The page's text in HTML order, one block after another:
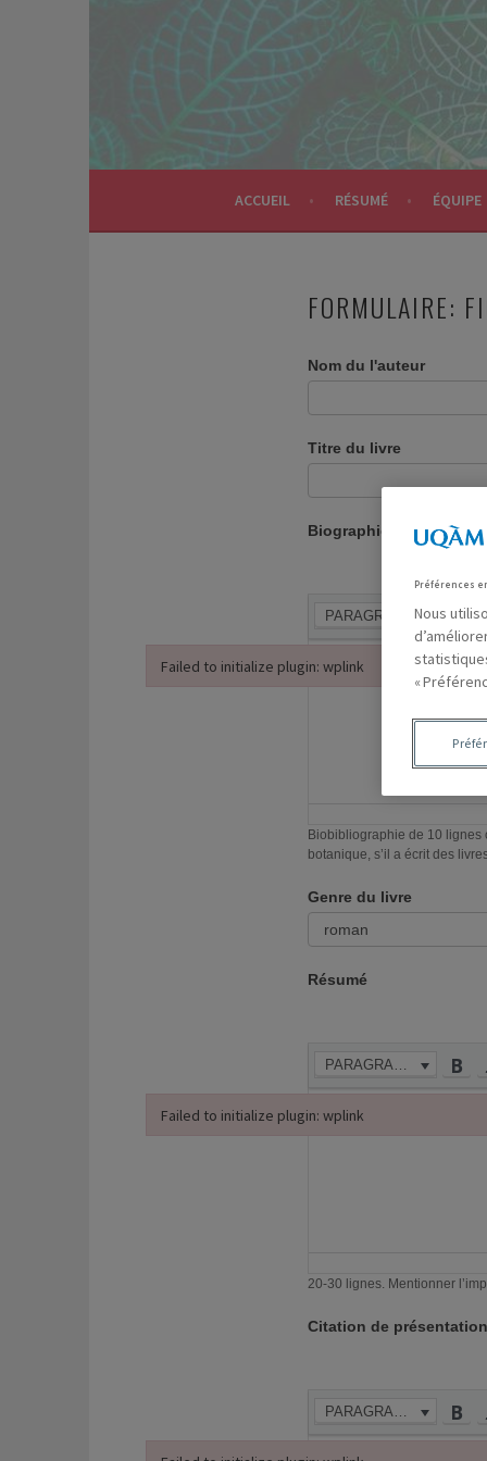
ACCUEIL RÉSUMÉ ÉQUIPE
FORMULAIRE:
Nom du l'auteur
Titre du livre
Biographie de l'auteur
PARAGRAPHE
Biobibliographie de 10 lignes orientées vers les plantes.
botanique, s’il a écrit des
Genre du livre
du
Résumé
PARAGRAPHE
20-30 lignes.
Citation de présentation
PARAGRAPHE
Failed to initialize plugin: wplink
Failed to initialize plugin: wplink
Failed to initialize plugin: wplink
Failed to initialize plugin: wplink
Préférences
Nous
«